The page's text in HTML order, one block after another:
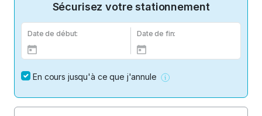
Sécurisez votre stationnement
Date de début: Date de fin:
En cours jusqu'à ce que j'annule